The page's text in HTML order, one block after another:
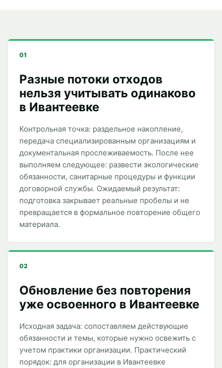
01
Разные потоки отходов
нельзя учитывать одинаково
в Ивантеевке
Контрольная точка: раздельное накопление,
передача специализированным организациям и
документальная прослеживаемость. После нее
выполняем следующее: развести экологические
обязанности, санитарные процедуры и функции
договорной службы. Ожидаемый результат:
подготовка закрывает реальные пробелы и не
превращается в формальное повторение общего
материала.
02
Обновление без повторения
уже освоенного в Ивантеевке
Исходная задача: сопоставляем действующие
обязанности и темы, которые нужно освежить с
учетом практики организации. Практический
порядок: для организации в Ивантеевке